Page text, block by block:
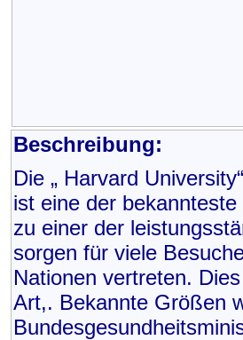
Beschreibung:
Die „ Harvard
ist eine der
zu einer der
sorgen für viele
Nationen vertreten.
Art,. Bekannte Größen